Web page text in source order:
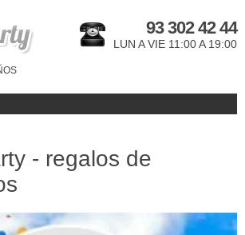
93 302 42 44
LUN A VIE 11:00 A 19:00
- regalos de